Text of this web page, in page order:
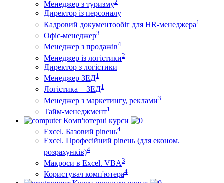
Менеджер з туризму2
Директор iз персоналу
Кадровий документообіг для HR-менеджера1
Офіс-менеджер3
Менеджер з продажів4
Менеджер із логістики2
Директор з логістики
Менеджер ЗEД1
Логістика + ЗЕД1
Менеджер з маркетингу, реклами3
Тайм-менеджмент1
Комп'ютерні курси
Excel. Базовий рівень4
Excel. Професійний рівень (для економ.
розрахунків)4
Макроси в Excel. VBA3
Користувач комп'ютера4